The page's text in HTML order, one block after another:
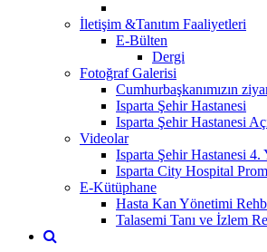
İletişim &Tanıtım Faaliyetleri
E-Bülten
Dergi
Fotoğraf Galerisi
Cumhurbaşkanımızın
Isparta Şehir Hastanesi
Isparta Şehir Hastanesi
Videolar
Isparta Şehir Hastanesi 4.
Isparta City Hospital
E-Kütüphane
Hasta Kan Yönetimi
Talasemi Tanı ve İzlem